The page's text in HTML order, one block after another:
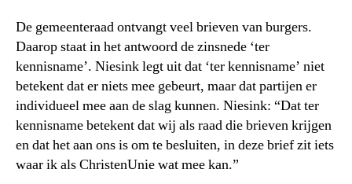
De gemeenteraad ontvangt veel brieven van burgers.
Daarop staat in het antwoord de zinsnede ‘ter
kennisname’. Niesink legt uit dat ‘ter kennisname’ niet
betekent dat er niets mee gebeurt, maar dat partijen er
individueel mee aan de slag kunnen. Niesink: “Dat ter
kennisname betekent dat wij als raad die brieven krijgen
en dat het aan ons is om te besluiten, in deze brief zit iets
waar ik als ChristenUnie wat mee kan.”